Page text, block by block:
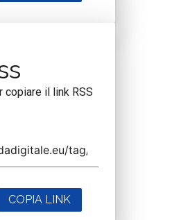
copiare il link RSS
COPIA LINK